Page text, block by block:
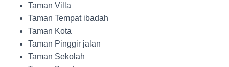
Taman Villa
Taman Tempat ibadah
Taman Kota
Taman Pinggir jalan
Taman Sekolah